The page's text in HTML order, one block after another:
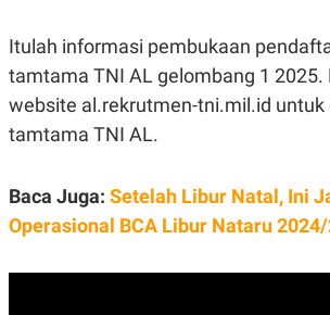
Itulah informasi pembukaan
tamtama TNI AL gelombang 1 2025.
website al.rekrutmen-tni.mil.id untuk
tamtama TNI AL.
Baca Juga: Setelah Libur Natal, Ini
Operasional BCA Libur Nataru